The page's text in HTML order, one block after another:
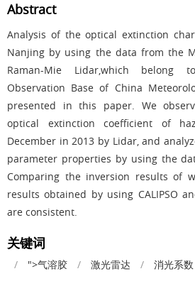
Abstract
Analysis of the optical extinction
Nanjing by using the data from the
Raman-Mie Lidar,which belong
Observation Base of China
presented in this paper. We
optical extinction coefficient of
December in 2013 by Lidar, and
parameter properties by using the
Comparing the inversion results of
results obtained by using CALIPSO
are consistent.
关键词
/ ">气溶胶 / 激光雷达 / 消光系数